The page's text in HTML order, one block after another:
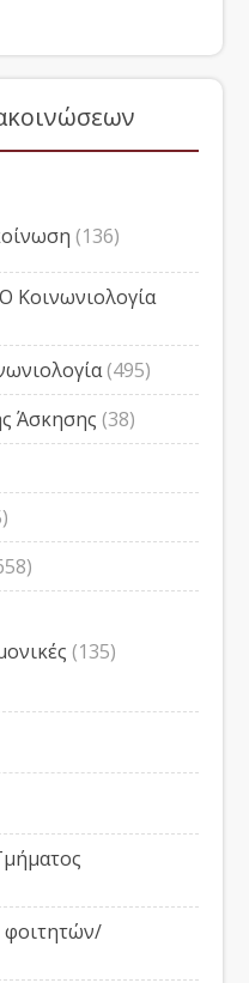
(136)
Κοινωνιολογία
(495)
Άσκησης (38)
(135)